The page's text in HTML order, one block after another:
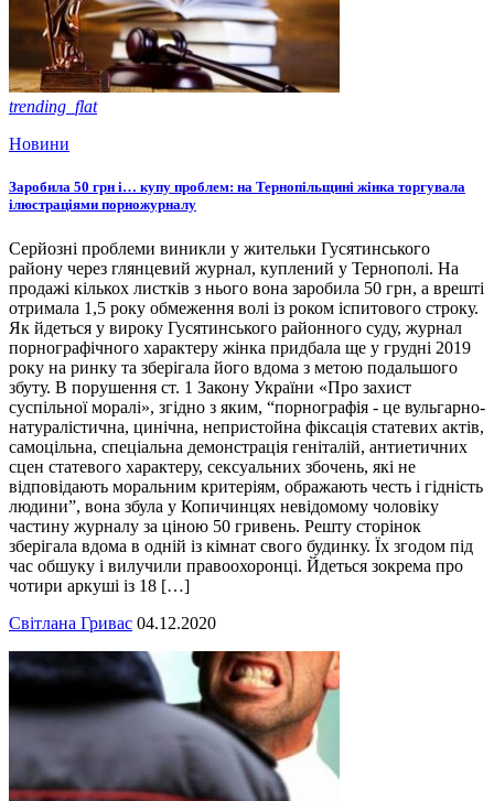
trending_flat
Новини
Заробила 50 грн і… купу проблем: на Тернопільщині жінка торгувала
ілюстраціями порножурналу
Серйозні проблеми виникли у жительки Гусятинського
району через глянцевий журнал, куплений у Тернополі. На
продажі кількох листків з нього вона заробила 50 грн, а врешті
отримала 1,5 року обмеження волі із роком іспитового строку.
Як йдеться у вироку Гусятинського районного суду, журнал
порнографічного характеру жінка придбала ще у грудні 2019
року на ринку та зберігала його вдома з метою подальшого
збуту. В порушення ст. 1 Закону України «Про захист
суспільної моралі», згідно з яким, “порнографія - це вульгарно-
натуралістична, цинічна, непристойна фіксація статевих актів,
самоцільна, спеціальна демонстрація геніталій, антиетичних
сцен статевого характеру, сексуальних збочень, які не
відповідають моральним критеріям, ображають честь і гідність
людини”, вона збула у Копичинцях невідомому чоловіку
частину журналу за ціною 50 гривень. Решту сторінок
зберігала вдома в одній із кімнат свого будинку. Їх згодом під
час обшуку і вилучили правоохоронці. Йдеться зокрема про
чотири аркуші із 18 […]
Світлана Гривас 04.12.2020